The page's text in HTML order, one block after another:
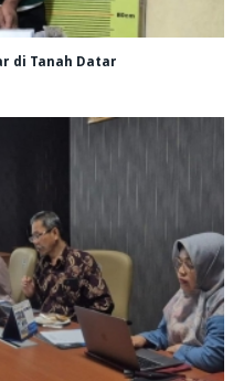
di Tanah Datar